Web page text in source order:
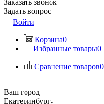
Заказать звонок
Задать вопрос
Войти
Корзина0
Избранные товары0
Сравнение товаров0
Ваш город
Екатеринбург